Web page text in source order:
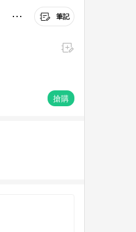
筆記
搶購